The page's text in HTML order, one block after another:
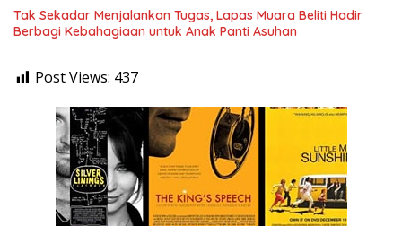
Tak Sekadar Menjalankan Tugas, Lapas Muara Beliti Hadir
Berbagi Kebahagiaan untuk Anak Panti Asuhan
Post Views: 437